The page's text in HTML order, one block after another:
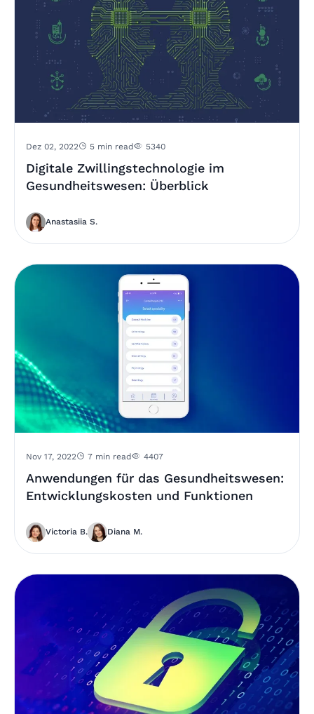
Dez 02, 2022 5 min read 5340
Digitale Zwillingstechnologie im
Gesundheitswesen: Überblick
Anastasiia S.
Nov 17, 2022 7 min read 4407
Anwendungen für das Gesundheitswesen:
Entwicklungskosten und Funktionen
Victoria B. Diana M.